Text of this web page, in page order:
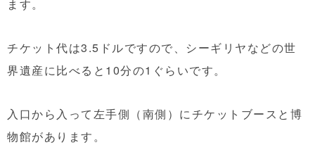
ます。
チケット代は3.5ドルですので、シーギリヤなどの世
界遺産に比べると10分の1ぐらいです。
入口から入って左手側（南側）にチケットブースと博
物館があります。